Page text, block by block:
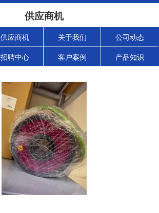
供应商机
供应商机 关于我们 公司动态
招聘中心 客户案例 产品知识